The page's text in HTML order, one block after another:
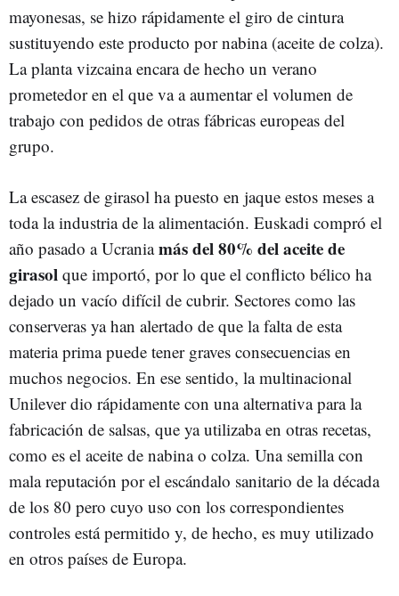
mayonesas, se hizo rápidamente el giro de cintura
sustituyendo este producto por nabina (aceite de colza).
La planta vizcaina encara de hecho un verano
prometedor en el que va a aumentar el volumen de
trabajo con pedidos de otras fábricas europeas del
grupo.
La escasez de girasol ha puesto en jaque estos meses a
toda la industria de la alimentación. Euskadi compró el
año pasado a Ucraniamás del 80% del aceite de
girasol que importó, por lo que el conflicto bélico ha
dejado un vacío difícil de cubrir. Sectores como las
conserveras ya han alertado de que la falta de esta
materia prima puede tener graves consecuencias en
muchos negocios. En ese sentido, la multinacional
Unilever dio rápidamente con una alternativa para la
fabricación de salsas, que ya utilizaba en otras recetas,
como es el aceite de nabina o colza. Una semilla con
mala reputación por el escándalo sanitario de la década
de los 80 pero cuyo uso con los correspondientes
controles está permitido y, de hecho, es muy utilizado
en otros países de Europa.